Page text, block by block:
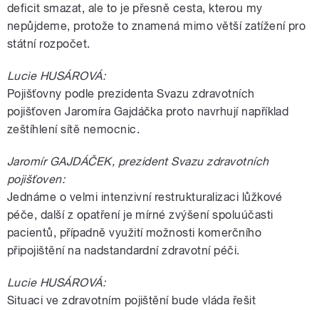
deficit smazat, ale to je přesně cesta, kterou my
nepůjdeme, protože to znamená mimo větší zatížení pro
státní rozpočet.
Lucie HUSÁROVÁ:
Pojišťovny podle prezidenta Svazu zdravotních
pojišťoven Jaromíra Gajdáčka proto navrhují například
zeštíhlení sítě nemocnic.
Jaromír GAJDÁČEK, prezident Svazu zdravotních
pojišťoven:
Jednáme o velmi intenzivní restrukturalizaci lůžkové
péče, další z opatření je mírné zvýšení spoluúčasti
pacientů, případně využití možnosti komerčního
připojištění na nadstandardní zdravotní péči.
Lucie HUSÁROVÁ:
Situaci ve zdravotním pojištění bude vláda řešit